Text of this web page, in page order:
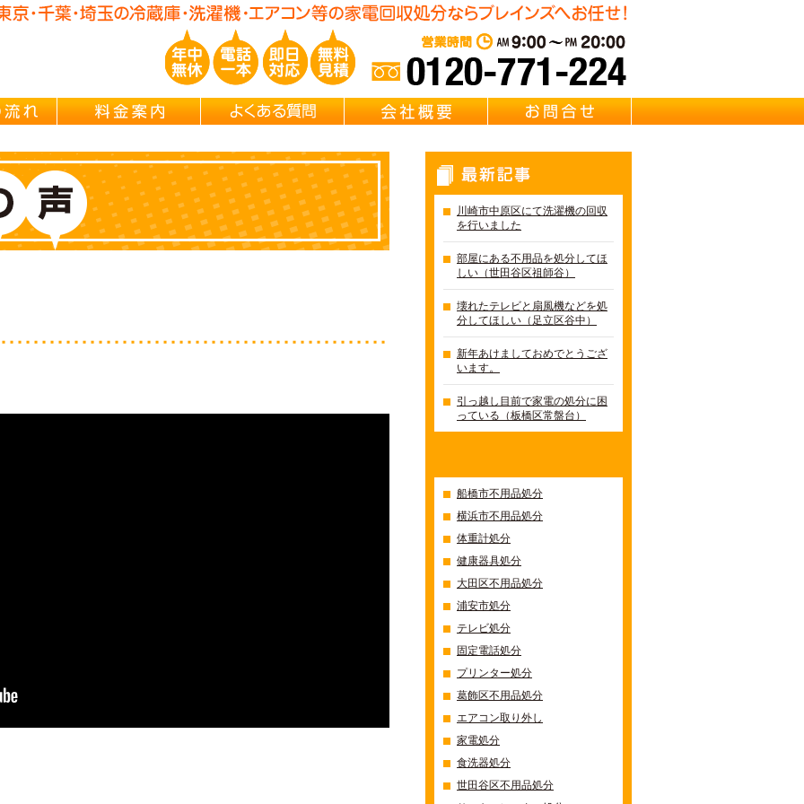
葉/神奈川の 冷蔵庫・洗濯機・エアコン買取処分・引越し片付け・遺品整理・リサイクル Brainz 取扱い 【冷蔵庫・洗濯機・エアコン・製
ご依頼の流れ 料金案内 よくある質問 会社概要
川崎市中原区にて洗濯機の回収
を行いました
部屋にある不用品を処分してほ
しい（世田谷区祖師谷）
壊れたテレビと扇風機などを処
分してほしい（足立区谷中）
新年あけましておめでとうござ
います。
引っ越し目前で家電の処分に困
っている（板橋区常盤台）
船橋市不用品処分
横浜市不用品処分
体重計処分
健康器具処分
大田区不用品処分
浦安市処分
テレビ処分
固定電話処分
プリンター処分
葛飾区不用品処分
エアコン取り外し
家電処分
食洗器処分
世田谷区不用品処分